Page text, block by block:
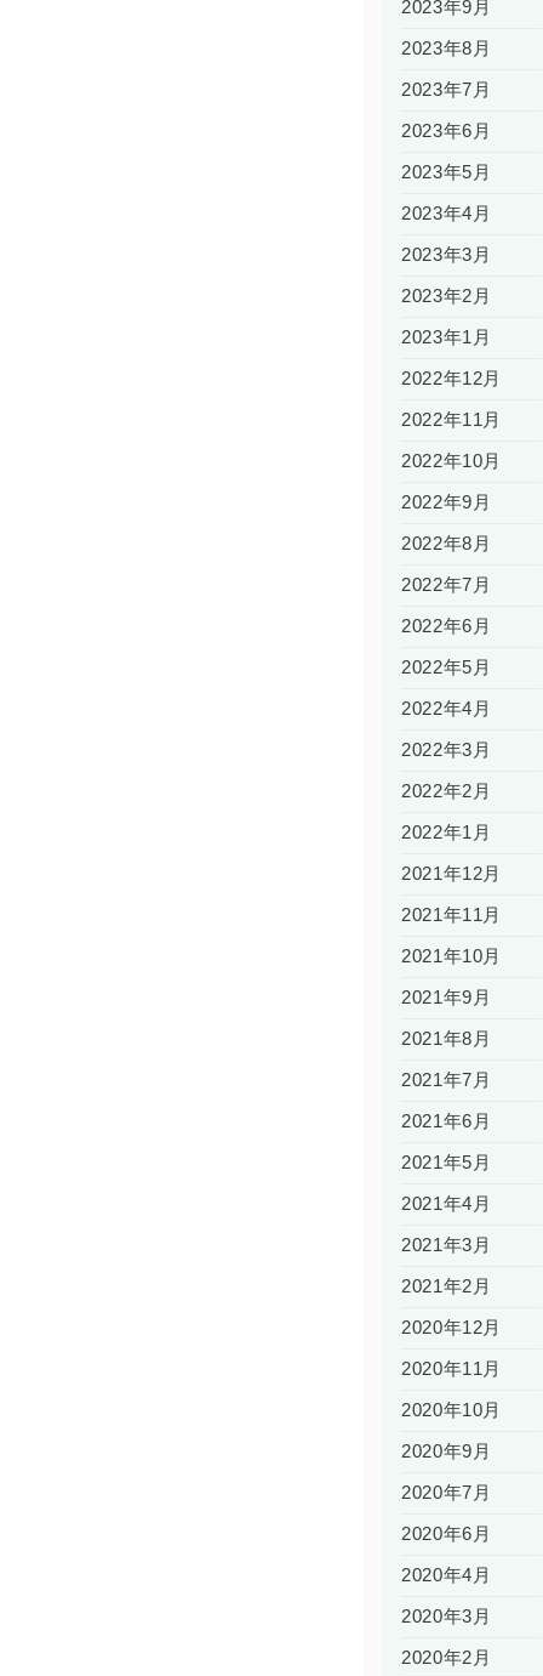
2023年9月
2023年8月
2023年7月
2023年6月
2023年5月
2023年4月
2023年3月
2023年2月
2023年1月
2022年12月
2022年11月
2022年10月
2022年9月
2022年8月
2022年7月
2022年6月
2022年5月
2022年4月
2022年3月
2022年2月
2022年1月
2021年12月
2021年11月
2021年10月
2021年9月
2021年8月
2021年7月
2021年6月
2021年5月
2021年4月
2021年3月
2021年2月
2020年12月
2020年11月
2020年10月
2020年9月
2020年7月
2020年6月
2020年4月
2020年3月
2020年2月